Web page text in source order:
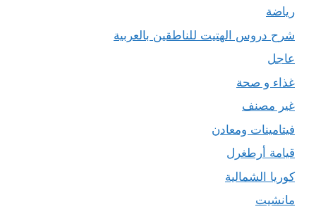
رياضة
شرح دروس الهتيت للناطقين بالعربية
عاجل
غذاء و صحة
غير مصنف
فيتامينات ومعادن
قيامة أرطغرل
كوريا الشمالية
مانشيت